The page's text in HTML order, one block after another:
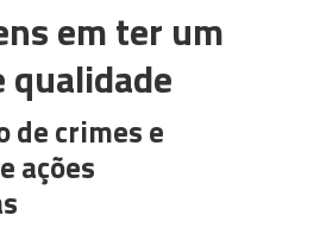
em ter um
qualidade
de crimes e
ações